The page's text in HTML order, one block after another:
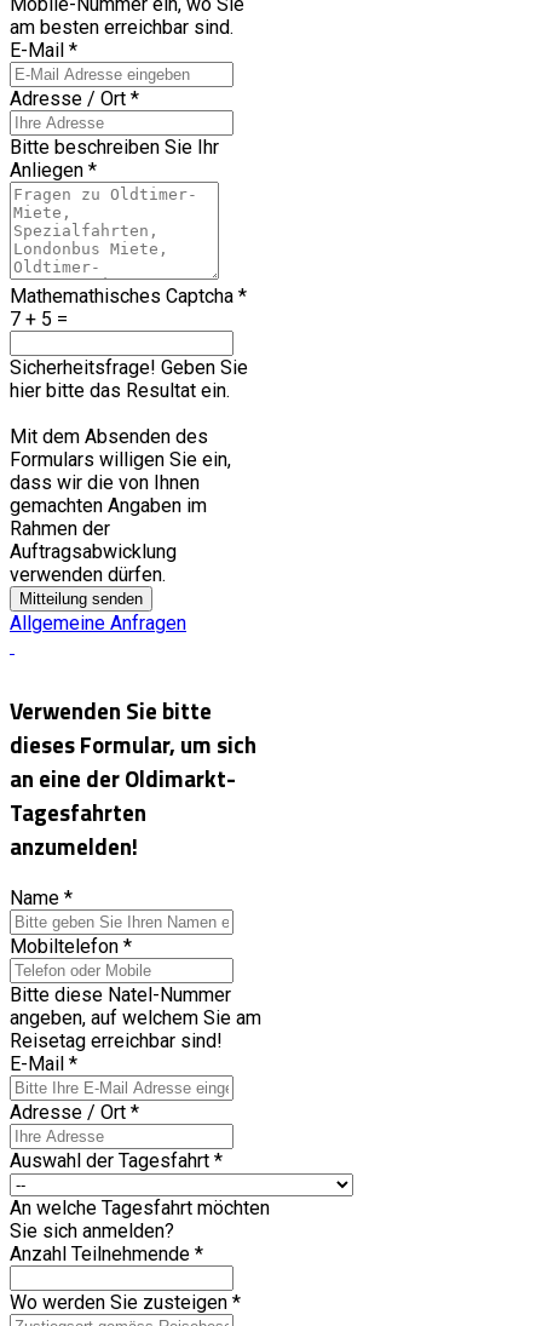
am besten erreichbar sind.
E-Mail *
Adresse / Ort *
Bitte beschreiben Sie Ihr
Anliegen *
Mathemathisches Captcha *
7 + 5 =
Sicherheitsfrage! Geben Sie
hier bitte das Resultat ein.
Mit dem Absenden des
Formulars willigen Sie ein,
dass wir die von Ihnen
gemachten Angaben im
Rahmen der
Auftragsabwicklung
verwenden dürfen.
Mitteilung senden
Allgemeine Anfragen
Verwenden Sie bitte
dieses Formular, um sich
an eine der Oldimarkt-
Tagesfahrten
anzumelden!
Name *
Mobiltelefon *
Bitte diese Natel-Nummer
angeben, auf welchem Sie am
Reisetag erreichbar sind!
E-Mail *
Adresse / Ort *
Auswahl der Tagesfahrt *
An welche Tagesfahrt möchten
Sie sich anmelden?
Anzahl Teilnehmende *
Wo werden Sie zusteigen *